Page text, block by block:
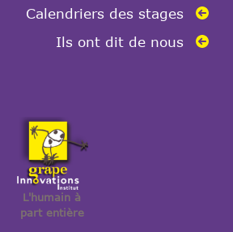
Calendriers des stages
Ils ont dit de nous
L'humain à
part entière